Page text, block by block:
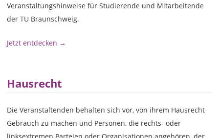
Veranstaltungshinweise für Studierende und Mitarbeitende
der TU Braunschweig.
Jetzt entdecken →
Hausrecht
Die Veranstaltenden behalten sich vor, von ihrem Hausrecht
Gebrauch zu machen und Personen, die rechts- oder